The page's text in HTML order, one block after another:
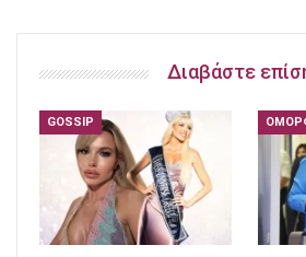
Διαβάστε
GOSSIP